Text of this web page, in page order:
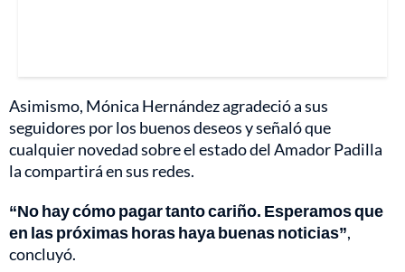
Asimismo, Mónica Hernández agradeció a sus
seguidores por los buenos deseos y señaló que
cualquier novedad sobre el estado del Amador Padilla
la compartirá en sus redes.
“No hay cómo pagar tanto cariño. Esperamos que
en las próximas horas haya buenas noticias”,
concluyó.